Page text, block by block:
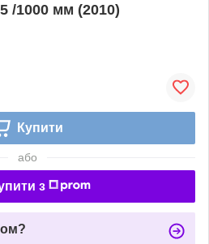
/1000 мм (2010)
Купити
або
з